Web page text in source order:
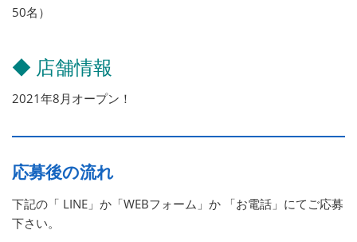
50名）
◆ 店舗情報
2021年8月オープン！
応募後の流れ
下記の「 LINE」か「WEBフォーム」か 「お電話」にてご応募
下さい。